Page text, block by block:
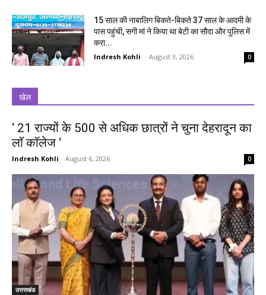
15 साल की नाबालिग बिकते-बिकते 37 साल के आदमी के
पास पहुंची, सगी मां ने किया था बेटी का सौदा और पुलिस में
करा...
Indresh Kohli - August 3, 2026 0
खेल
‘ 21 राज्यों के 500 से अधिक छात्रों ने चुना देहरादून का
लाॅ काॅलेज ‘
Indresh Kohli - August 6, 2026 0
उत्तराखंड